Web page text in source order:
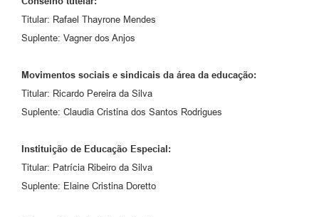
Titular: Rafael Thayrone Mendes
Suplente: Vagner dos Anjos
Movimentos sociais e sindicais da área da educação:
Titular: Ricardo Pereira da Silva
Suplente: Claudia Cristina dos Santos Rodrigues
Instituição de Educação Especial:
Titular: Patrícia Ribeiro da Silva
Suplente: Elaine Cristina Doretto